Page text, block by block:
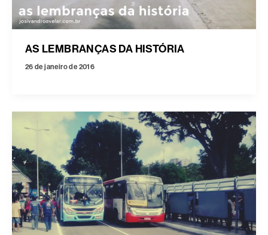
AS LEMBRANÇAS DA HISTÓRIA
26 de janeiro de 2016